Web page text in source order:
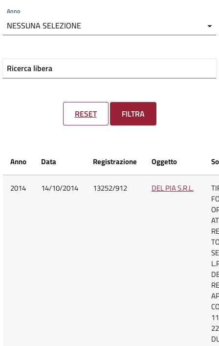
Anno
NESSUNA SELEZIONE
Ricerca libera
RESET FILTRA
Anno Data Registrazione Oggetto
2014 14/10/2014 13252/912 DEL PIA S.R.L.